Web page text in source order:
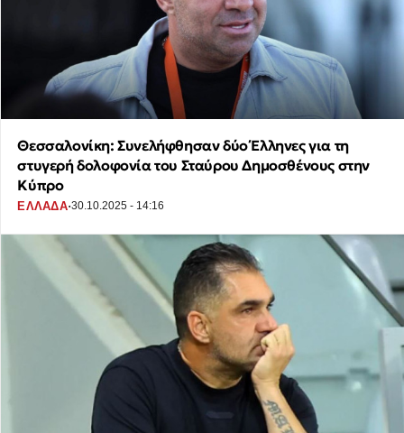
Θεσσαλονίκη: Συνελήφθησαν δύο Έλληνες για τη
στυγερή δολοφονία του Σταύρου Δημοσθένους στην
Κύπρο
ΕΛΛΑΔΑ·30.10.2025 - 14:16